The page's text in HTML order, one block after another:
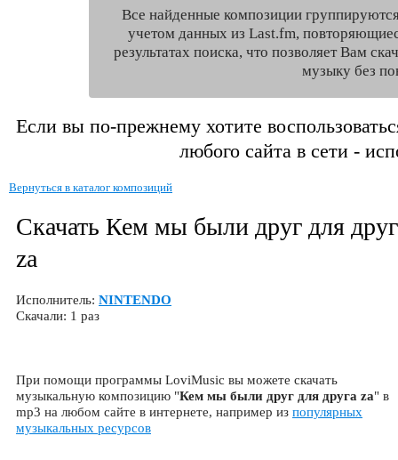
Все найденные композиции
учетом данных из Last.fm,
результатах поиска, что позволяет Вам
музыку без
Если вы по-прежнему хотите
любого сайта в сети -
Вернуться в каталог композиций
Скачать Кем мы были друг для
za
Исполнитель: NINTENDO
Скачали: 1 раз
При помощи программы LoviMusic вы можете скачать
музыкальную композицию "Кем мы были друг для друга za" в
mp3 на любом сайте в интернете, например из популярных
музыкальных ресурсов